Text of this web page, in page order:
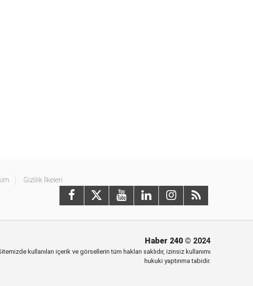
Gizlilik İlkeleri
Haber 240 © 2024
kullanılan içerik ve görsellerin tüm hakları saklıdır, izinsiz kullanımı
hukuki yaptırıma tabidir.